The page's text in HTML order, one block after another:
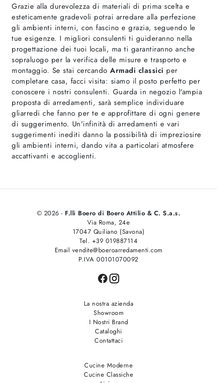
Grazie alla durevolezza di materiali di prima scelta e
esteticamente gradevoli potrai arredare alla perfezione
gli ambienti interni, con fascino e grazia, seguendo le
tue esigenze. I migliori consulenti ti guideranno nella
progettazione dei tuoi locali, ma ti garantiranno anche
sopraluogo per la verifica delle misure e trasporto e
montaggio. Se stai cercando Armadi classici per
completare casa, facci visita: siamo il posto perfetto per
conoscere i nostri consulenti. Guarda in negozio l'ampia
proposta di arredamenti, sarà semplice individuare
gliarredi che fanno per te e approfittare di ogni genere
di suggerimento. Un'infinità di arredamenti e vari
suggerimenti inediti danno la possibilità di impreziosire
gli ambienti interni, dando vita a particolari atmosfere
accattivanti e accoglienti.
© 2026 - F.lli Boero di Boero Attilio & C. S.a.s.
Via Roma, 24e
17047 Quiliano (Savona)
Tel. +39 019887114
Email vendite@boeroarredamenti.com
P.IVA 00101070092
La nostra azienda
Showroom
I Nostri Brand
Cataloghi
Contattaci
Cucine Moderne
Cucine Classiche